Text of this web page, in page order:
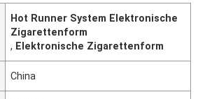
Hot Runner System Elektronische
Zigarettenform
, Elektronische Zigarettenform
China